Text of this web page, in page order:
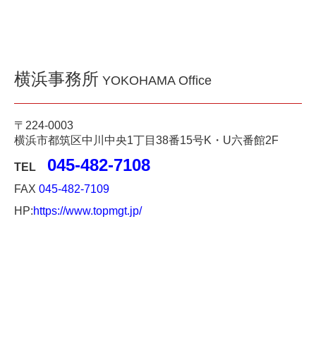
横浜事務所 YOKOHAMA Office
〒224-0003
横浜市都筑区中川中央1丁目38番15号K・U六番館2F
TEL 045‐482‐7108
FAX 045-482-7109
HP:https://www.topmgt.jp/